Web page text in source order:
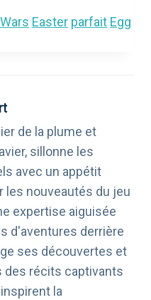
Wars Easter parfait Egg
de la plume et
sillonne les
avec un appétit
les nouveautés du jeu
expertise aiguisée
d'aventures derrière
ses découvertes et
des récits captivants
la